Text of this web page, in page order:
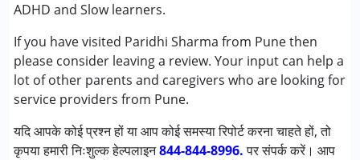
ADHD and Slow learners.
If you have visited Paridhi Sharma from Pune then
please consider leaving a review. Your input can help a
lot of other parents and caregivers who are looking for
service providers from Pune.
यदि आपके कोई प्रश्न हों या आप कोई समस्या रिपोर्ट करना चाहते हों, तो
कृपया हमारी निःशुल्क हेल्पलाइन844-844-8996.पर संपर्क करें। आप
निम्नलिखित विकलांगता संबंधित सेवाएं उपलब्ध :
अटेंशन डेफिसिट (हाइपरएक्टिविटी) डिसऑर्डर (एडीडी/एडीएचडी)
ऑटिज्म स्पेक्ट्रम डिसऑर्डर (ए एस डी )
लर्निंग डिसेबिलिटीज़ (एलडी)
0 - 5 वर्ष, 6 - 12 वर्ष